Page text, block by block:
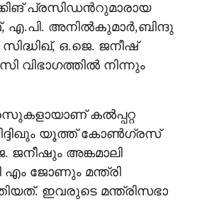
പ്രസിഡന്‍റുമാരായ
എ.പി. അനില്‍കുമാര്‍,ബിന്ദു
ഒ.ജെ. ജനീഷ്
വിഭാഗത്തില്‍ നിന്നും
കല്‍പ്പറ്റ
യൂത്ത് കോണ്‍ഗ്രസ്
അങ്കമാലി
ജോണും മന്ത്രി
ഇവരുടെ മന്ത്രിസഭാ